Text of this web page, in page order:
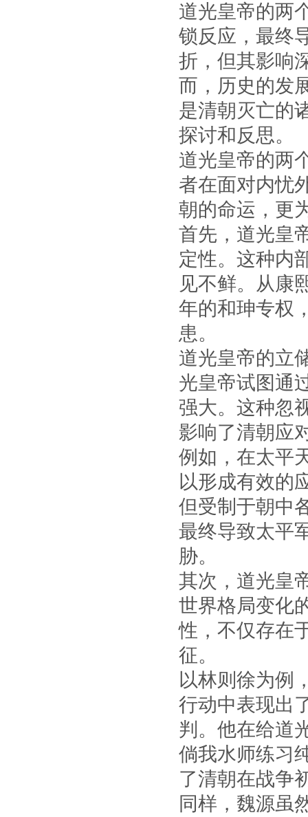
道光皇帝的两
锁反应，最终
折，但其影响
而，历史的发
是清朝灭亡的
探讨和反思。
道光皇帝的两
者在面对内忧
朝的命运，更
首先，道光皇
定性。这种内
见不鲜。从康
年的和珅专权
患。
道光皇帝的立
光皇帝试图通
强大。这种忽
影响了清朝应
例如，在太平
以形成有效的
但受制于朝中
最终导致太平
胁。
其次，道光皇
世界格局变化
性，不仅存在
征。
以林则徐为例
行动中表现出
判。他在给道
倘我水师练习
了清朝在战争
同样，魏源虽